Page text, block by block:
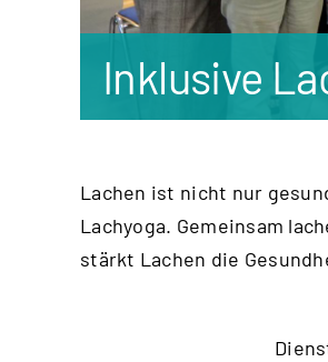
Inklusive
Lachen ist nicht nur
Lachyoga. Gemeinsam
stärkt Lachen die